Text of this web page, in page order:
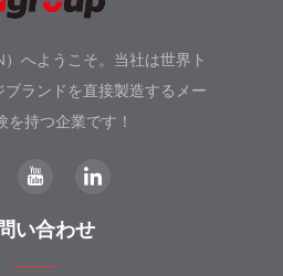
へようこそ。当社は世界ト
ランドを直接製造するメー
持つ企業です！
い合わせ